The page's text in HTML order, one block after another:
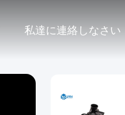
私達に連絡しなさい